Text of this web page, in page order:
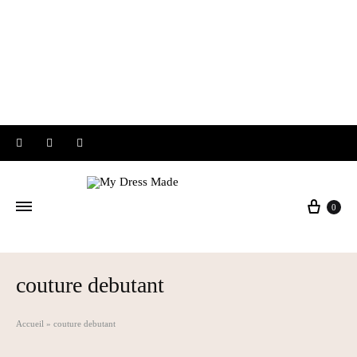
InstagramFacebook
Panier
0
couture debutant
Accueil » couture debutant